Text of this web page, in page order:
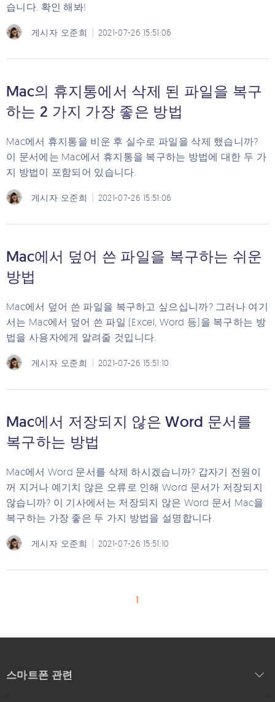
습니다. 확인 해봐!
게시자 오준희 2021-07-26 15:51:06
Mac의 휴지통에서 삭제 된 파일을 복구
하는 2 가지 가장 좋은 방법
Mac에서 휴지통을 비운 후 실수로 파일을 삭제 했습니까?
이 문서에는 Mac에서 휴지통을 복구하는 방법에 대한 두 가
지 방법이 포함되어 있습니다.
게시자 오준희 2021-07-26 15:51:06
Mac에서 덮어 쓴 파일을 복구하는 쉬운
방법
Mac에서 덮어 쓴 파일을 복구하고 싶으십니까? 그러나 여기
서는 Mac에서 덮어 쓴 파일 (Excel, Word 등)을 복구하는 방
법을 사용자에게 알려줄 것입니다.
게시자 오준희 2021-07-26 15:51:10
Mac에서 저장되지 않은 Word 문서를
복구하는 방법
Mac에서 Word 문서를 삭제 하시겠습니까? 갑자기 전원이
꺼 지거나 예기치 않은 오류로 인해 Word 문서가 저장되지
않습니까? 이 기사에서는 저장되지 않은 Word 문서 Mac을
복구하는 가장 좋은 두 가지 방법을 설명합니다.
게시자 오준희 2021-07-26 15:51:10
1
스마트폰 관련